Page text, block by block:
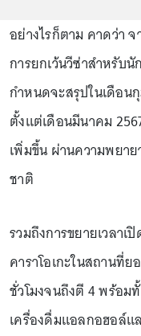
อย่างไรก็ตาม คาดว่า
การยกเว้นวีซ่าสำหรับ
กำหนดจะสรุปในเดือน
ตั้งแต่เดือนมีนาคม
เพิ่มขึ้น ผ่านความพยา
ชาติ
รวมถึงการขยายเวลา
คาราโอเกะในสถานที่
ชั่วโมงจนถึงตี 4 พร้อม
เครื่องดื่มแอลกอฮอล์แ